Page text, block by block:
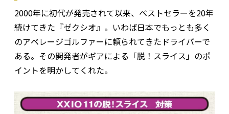
2000年に初代が発売されて以来、ベストセラーを20年
続けてきた『ゼクシオ』。いわば日本でもっとも多く
のアベレージゴルファーに頼られてきたドライバーで
ある。その開発者がギアによる「脱！スライス」のポ
イントを明かしてくれた。